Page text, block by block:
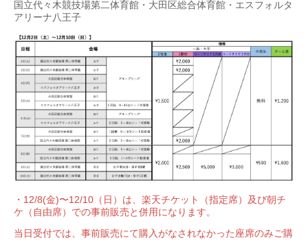
国立代々木競技場第二体育館・大田区総合体育館・エスフォルタ
アリーナ八王子
・12/8(金)〜12/10（日）は、楽天チケット（指定席）及び朝チ
ケ（自由席）での事前販売と併用になります。
当日受付では、事前販売にて購入がなされなかった座席のみご購